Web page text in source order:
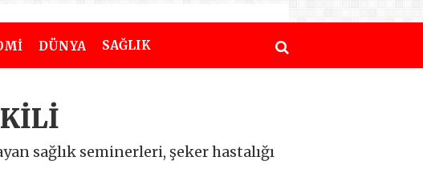
DÜNYA SAĞLIK
sağlık seminerleri, şeker hastalığı